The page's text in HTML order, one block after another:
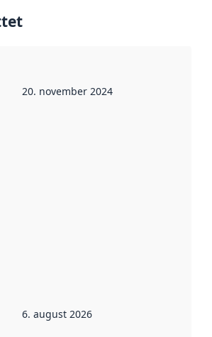
vart
av
om
20. november 2024
6. august 2026